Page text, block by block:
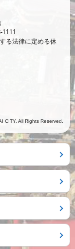
1111
る法律に定める休
CITY. All Rights Reserved.